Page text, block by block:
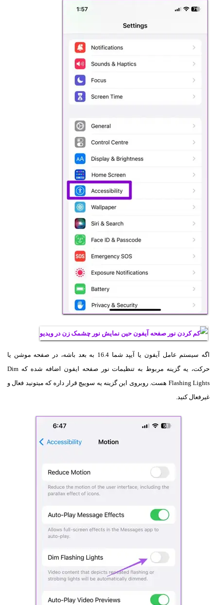
اگه سیستم عامل آیفون یا آیپد شما 16.4 به بعد باشه، در صفحه موشن یا
حرکت، یه گزینه مربوط به تنظیمات نور صفحه ایفون اضافه شده که Dim
Flashing Lights هست. روبروی این گزینه یه سوییچ قرار داره که میتونید فعال و
غیرفعال کنید.